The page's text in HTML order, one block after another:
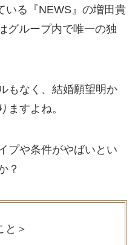
いる『NEWS』の増田貴
グループ内で唯一の独
もなく、結婚願望明か
ますよね。
プや条件がやばいとい
？
と＞